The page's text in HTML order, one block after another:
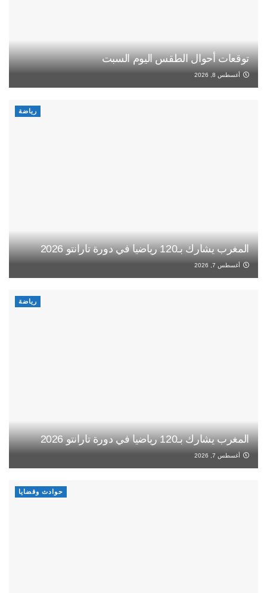
توقعات أحوال الطقس اليوم السبت
أغسطس 8, 2026
رياضة
المغرب يشارك بـ120 رياضيا في دورة تارانتو 2026
أغسطس 7, 2026
رياضة
المغرب يشارك بـ120 رياضيا في دورة تارانتو 2026
أغسطس 7, 2026
حوادث وقضايا